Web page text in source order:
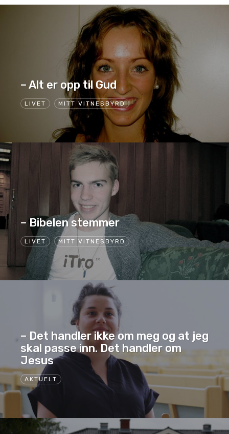
LIVET MITT VITNESBYRD
– Alt er opp til Gud
LIVET MITT VITNESBYRD
– Bibelen stemmer
AKTUELT
– Det handler ikke om meg og at jeg
skal passe inn. Det handler om
Jesus